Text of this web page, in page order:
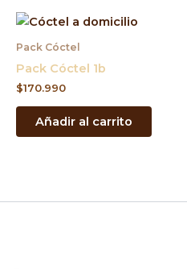
Pack Cóctel
Pack Cóctel 1b
$170.990
Añadir al carrito